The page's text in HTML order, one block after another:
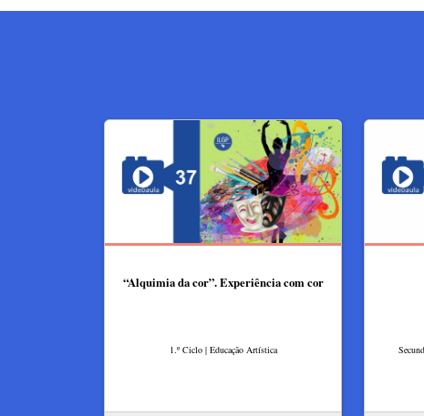
“Alquimia da cor”. Experiência com cor
1.º Ciclo | Educação Artística